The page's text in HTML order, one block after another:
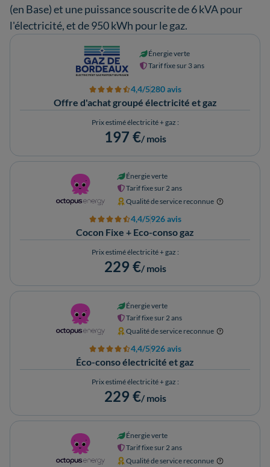
(en Base) et une puissance souscrite de 6 kVA pour
l'électricité, et de 950 kWh pour le gaz.
Offre d'achat groupé électricité et gaz
Énergie verte
Tarif fixe sur 3 ans
4,4/5280 avis
Prix estimé électricité + gaz :
197 €/ mois
Cocon Fixe + Eco-conso gaz
Énergie verte
Tarif fixe sur 2 ans
Qualité de service reconnue
4,4/5926 avis
Prix estimé électricité + gaz :
229 €/ mois
Éco-conso électricité et gaz
Énergie verte
Tarif fixe sur 2 ans
Qualité de service reconnue
4,4/5926 avis
Prix estimé électricité + gaz :
229 €/ mois
Énergie verte
Tarif fixe sur 2 ans
Qualité de service reconnue